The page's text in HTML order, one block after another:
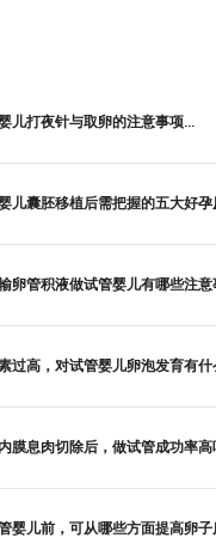
儿打夜针与取卵的注意事项...
儿囊胚移植后需把握的五大好孕
卵管积液做试管婴儿有哪些注意
过高，对试管婴儿卵泡发育有什
膜息肉切除后，做试管成功率高
婴儿前，可从哪些方面提高卵子